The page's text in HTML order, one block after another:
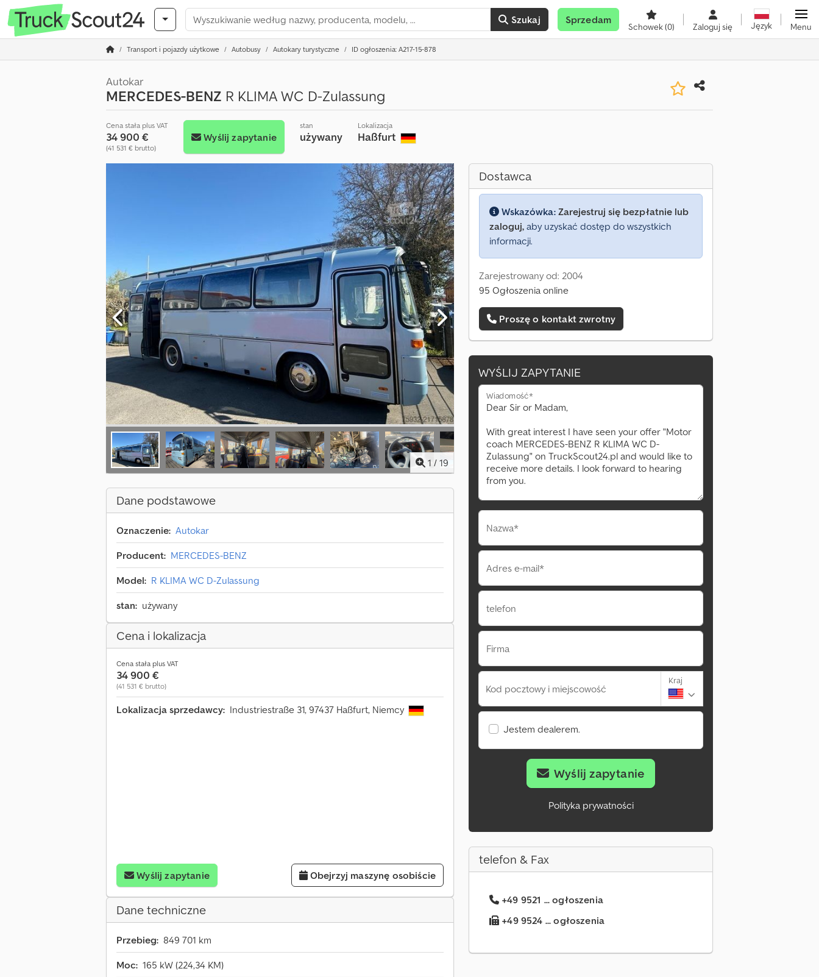
Szukaj Sprzedam
Schowek(0) Zaloguj się Język Menu
Transport i pojazdy użytkowe Autobusy Autokary turystyczne ID ogłoszenia: A217-15-878
Autokar
MERCEDES-BENZ R KLIMA WC D-Zulassung
Cena stała plus VAT
34 900 €
(41 531 € brutto)
Wyślij zapytanie
stan
używany
Lokalizacja
Haßfurt
1 / 19
Dane podstawowe
Oznaczenie: Autokar
Producent: MERCEDES-BENZ
Model: R KLIMA WC D-Zulassung
stan: używany
Cena i lokalizacja
Cena stała plus VAT
34 900 €
(41 531 € brutto)
Lokalizacja sprzedawcy: Industriestraße 31, 97437 Haßfurt, Niemcy
Wyślij zapytanie Obejrzyj maszynę osobiście
Dane techniczne
Przebieg: 849 701 km
Moc: 165 kW (224,34 KM)
Dostawca
Wskazówka: Zarejestruj się bezpłatnie lub
zaloguj, aby uzyskać dostęp do wszystkich
informacji.
Zarejestrowany od: 2004
95 Ogłoszenia online
Proszę o kontakt zwrotny
WYŚLIJ ZAPYTANIE
Wiadomość*
Nazwa*
Adres e-mail*
telefon
Firma
Kod pocztowy i miejscowość
Kraj
Jestem dealerem.
Wyślij zapytanie
Polityka prywatności
telefon & Fax
+49 9521 ... ogłoszenia
+49 9524 ... ogłoszenia